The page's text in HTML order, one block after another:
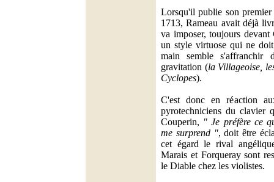
Lorsqu'il publie son
1713, Rameau avait déjà
va imposer, toujours
un style virtuose qui ne
main semble s'affranchir
gravitation (la Villageoise,
Cyclopes).
C'est donc en réaction
pyrotechniciens du clavier
Couperin, " Je préfère ce
me surprend ", doit être
cet égard le rival
Marais et Forqueray sont
le Diable chez les violistes.